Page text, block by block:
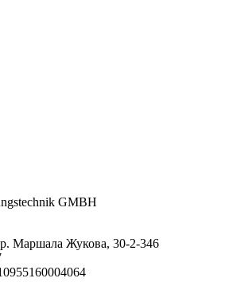
GMBH
Маршала Жукова, 30-2-346